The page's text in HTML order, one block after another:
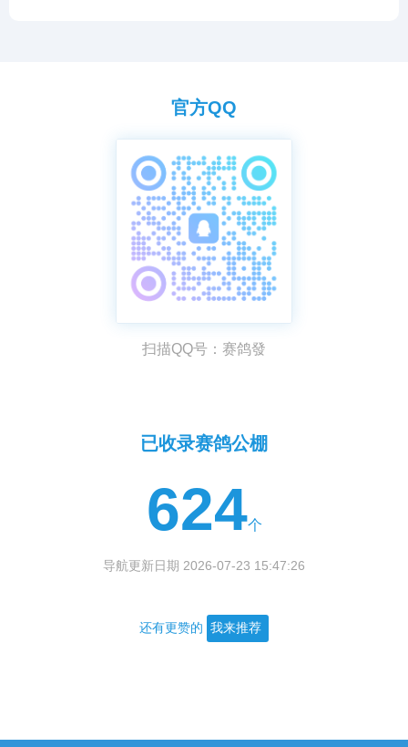
官方QQ
扫描QQ号：赛鸽發
已收录赛鸽公棚
624个
导航更新日期 2026-07-23 15:47:26
还有更赞的 我来推荐